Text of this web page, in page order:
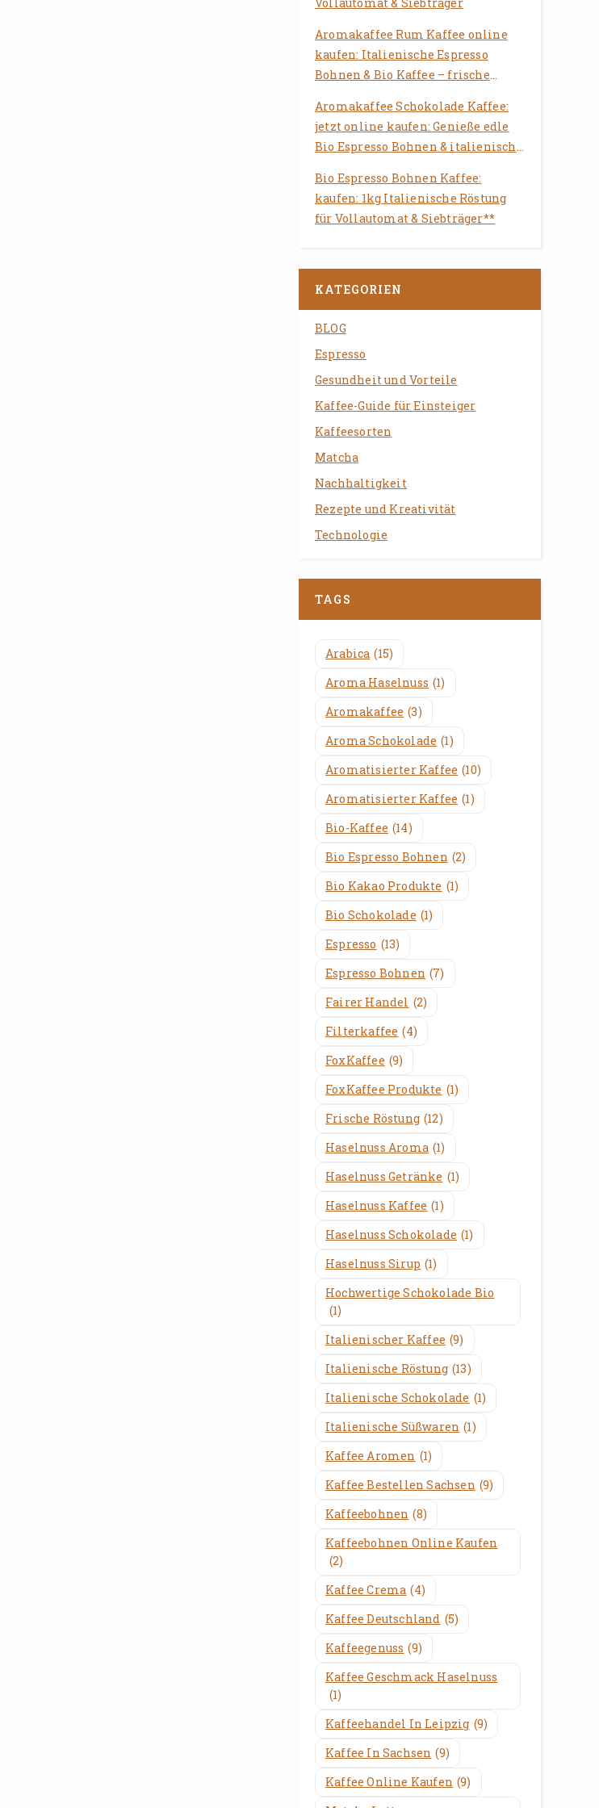
Vollautomat & Siebträger
Aromakaffee Rum Kaffee online
kaufen: Italienische Espresso
Bohnen & Bio Kaffee – frische
Siebträger
Aromakaffee Schokolade Kaffee:
jetzt online kaufen: Genieße edle
Bio Espresso Bohnen & italienische
Bio Espresso Bohnen Kaffee:
kaufen: 1kg Italienische Röstung
für Vollautomat & Siebträger**
KATEGORIEN
BLOG
Espresso
Gesundheit und Vorteile
Kaffee-Guide für Einsteiger
Kaffeesorten
Matcha
Nachhaltigkeit
Rezepte und Kreativität
Technologie
TAGS
Arabica (15)
Aroma Haselnuss (1)
Aromakaffee (3)
Aroma Schokolade (1)
Aromatisierter Kaffee (10)
Aromatisierter Kaffee (1)
Bio-Kaffee (14)
Bio Espresso Bohnen (2)
Bio Kakao Produkte (1)
Bio Schokolade (1)
Espresso (13)
Espresso Bohnen (7)
Fairer Handel (2)
Filterkaffee (4)
FoxKaffee (9)
FoxKaffee Produkte (1)
Frische Röstung (12)
Haselnuss Aroma (1)
Haselnuss Getränke (1)
Haselnuss Kaffee (1)
Haselnuss Schokolade (1)
Haselnuss Sirup (1)
Hochwertige Schokolade Bio
(1)
Italienischer Kaffee (9)
Italienische Röstung (13)
Italienische Schokolade (1)
Italienische Süßwaren (1)
Kaffee Aromen (1)
Kaffee Bestellen Sachsen (9)
Kaffeebohnen (8)
Kaffeebohnen Online Kaufen
(2)
Kaffee Crema (4)
Kaffee Deutschland (5)
Kaffeegenuss (9)
Kaffee Geschmack Haselnuss
(1)
Kaffeehandel In Leipzig (9)
Kaffee In Sachsen (9)
Kaffee Online Kaufen (9)